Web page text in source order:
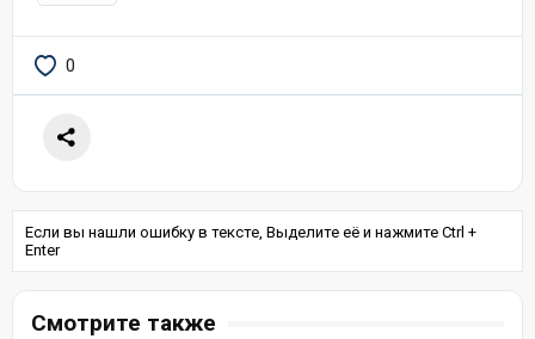
0
Если вы нашли ошибку в тексте, Выделите её и нажмите Ctrl +
Enter
Смотрите также